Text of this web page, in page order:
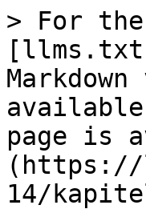
> For
page is
(https://
14/